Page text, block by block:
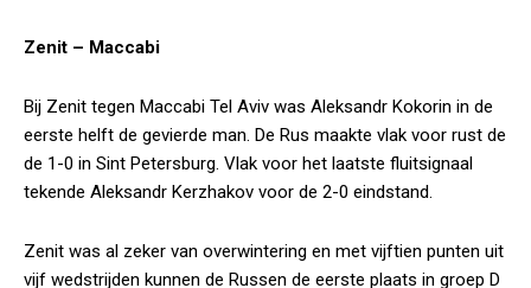
Zenit – Maccabi
Bij Zenit tegen Maccabi Tel Aviv was Aleksandr Kokorin in de
eerste helft de gevierde man. De Rus maakte vlak voor rust de
de 1-0 in Sint Petersburg. Vlak voor het laatste fluitsignaal
tekende Aleksandr Kerzhakov voor de 2-0 eindstand.
Zenit was al zeker van overwintering en met vijftien punten uit
vijf wedstrijden kunnen de Russen de eerste plaats in groep D